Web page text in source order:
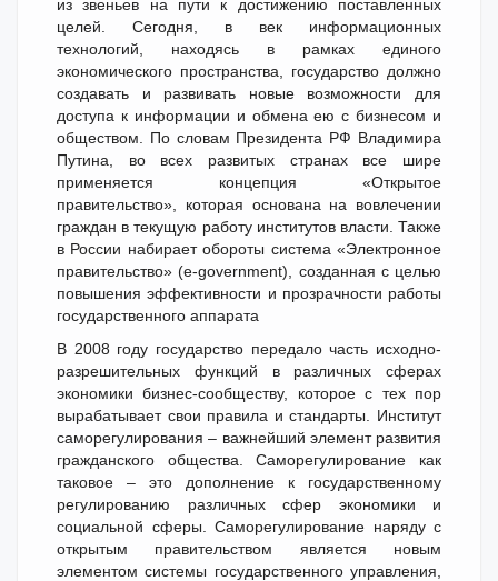
из звеньев на пути к достижению поставленных
целей. Сегодня, в век информационных
технологий, находясь в рамках единого
экономического пространства, государство должно
создавать и развивать новые возможности для
доступа к информации и обмена ею с бизнесом и
обществом. По словам Президента РФ Владимира
Путина, во всех развитых странах все шире
применяется концепция «Открытое
правительство», которая основана на вовлечении
граждан в текущую работу институтов власти. Также
в России набирает обороты система «Электронное
правительство» (e-government), созданная с целью
повышения эффективности и прозрачности работы
государственного аппарата
В 2008 году государство передало часть исходно-
разрешительных функций в различных сферах
экономики бизнес-сообществу, которое с тех пор
вырабатывает свои правила и стандарты. Институт
саморегулирования – важнейший элемент развития
гражданского общества. Саморегулирование как
таковое – это дополнение к государственному
регулированию различных сфер экономики и
социальной сферы. Саморегулирование наряду с
открытым правительством является новым
элементом системы государственного управления,